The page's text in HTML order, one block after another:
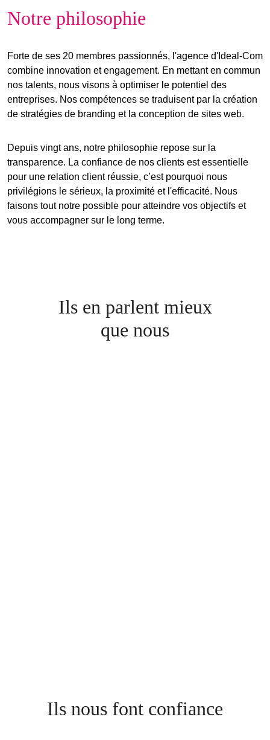
Notre philosophie
Forte de ses 20 membres passionnés, l'agence d'Ideal-Com
combine innovation et engagement. En mettant en commun
nos talents, nous visons à optimiser le potentiel des
entreprises. Nos compétences se traduisent par la création
de stratégies de branding et la conception de sites web.
Depuis vingt ans, notre philosophie repose sur la
transparence. La confiance de nos clients est essentielle
pour une relation client réussie, c’est pourquoi nous
privilégions le sérieux, la proximité et l'efficacité. Nous
faisons tout notre possible pour atteindre vos objectifs et
vous accompagner sur le long terme.
Ils en parlent mieux
que nous
Ils nous font confiance